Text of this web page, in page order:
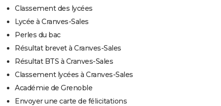
Classement des lycées
Lycée à Cranves-Sales
Perles du bac
Résultat brevet à Cranves-Sales
Résultat BTS à Cranves-Sales
Classement lycées à Cranves-Sales
Académie de Grenoble
Envoyer une carte de félicitations